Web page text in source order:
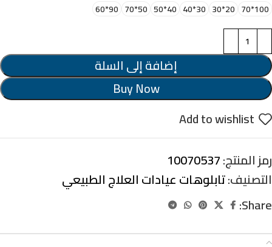
100*70
20*30
30*40
40*50
50*70
90*60
إضافة إلى السلة
Buy Now
Add to wishlist
رمز المنتج:10070537
التصنيف:تابلوهات عيادات العلاج الطبيعي
Share: